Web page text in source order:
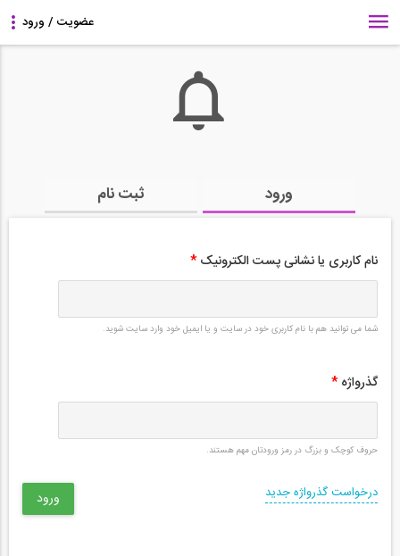
ورود ثبت نام
نام کاربری یا نشانی پست الکترونیک *
شما می توانید هم با نام کاربری خود در سایت و یا ایمیل خود وارد سایت شوید.
گذرواژه *
حروف کوچک و بزرگ در رمز ورودتان مهم هستند.
درخواست گذرواژه جدید